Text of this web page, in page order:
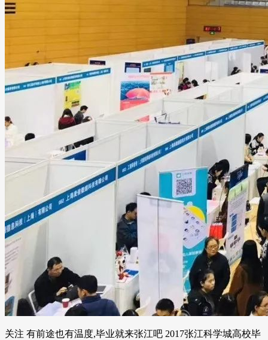
关注 有前途也有温度,毕业就来张江吧 2017张江科学城高校毕